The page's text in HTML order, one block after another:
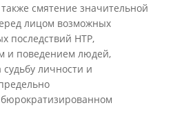
смятение значительной
лицом возможных
последствий НТР,
и поведением людей,
личности и